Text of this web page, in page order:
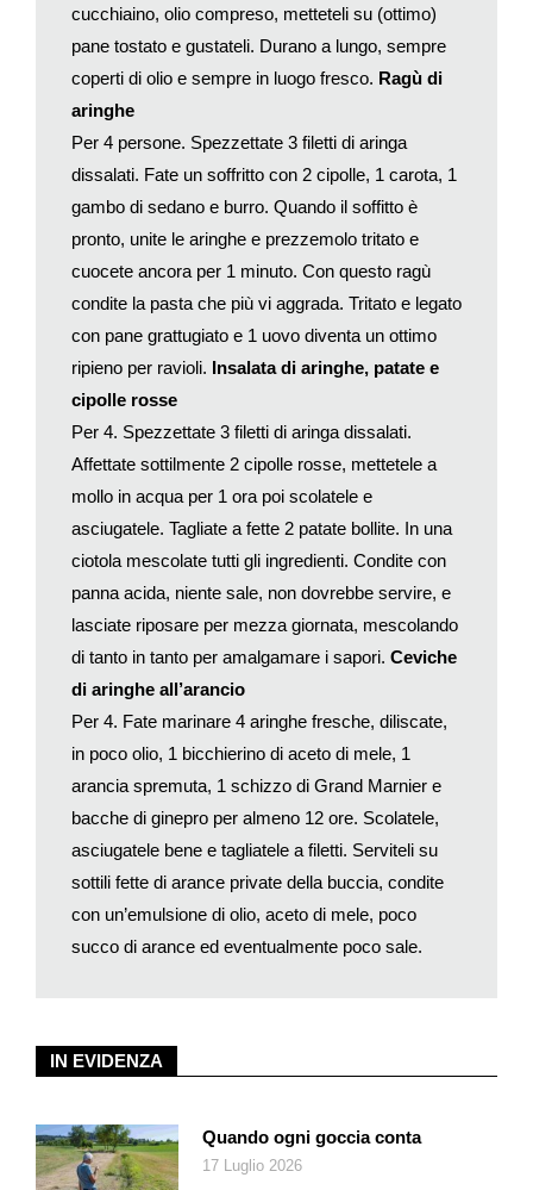
acqua. Cuocete in forno a 160° per 8 ore, unendo acqua
quando necessario. Alla fine legate con 6 cucchiaiate di pasta
al curry, ma anche di più o di meno, con un curry più o meno
forte a piacer vostro, stemperate in poca acqua e cuocete per
1 minuto. Regolate di sale, spegnete e legate con un vasetto di
IN EVIDENZA
Quando ogni goccia conta
17 Luglio 2026
cucchiaino, olio compreso, metteteli su (ottimo)
pane tostato e gustateli. Durano a lungo, sempre
coperti di olio e sempre in luogo fresco. Ragù di
aringhe
Per 4 persone. Spezzettate 3 filetti di aringa
dissalati. Fate un soffritto con 2 cipolle, 1 carota, 1
gambo di sedano e burro. Quando il soffitto è
pronto, unite le aringhe e prezzemolo tritato e
cuocete ancora per 1 minuto. Con questo ragù
condite la pasta che più vi aggrada. Tritato e legato
con pane grattugiato e 1 uovo diventa un ottimo
ripieno per ravioli. Insalata di aringhe, patate e
cipolle rosse
Per 4. Spezzettate 3 filetti di aringa dissalati.
Affettate sottilmente 2 cipolle rosse, mettetele a
mollo in acqua per 1 ora poi scolatele e
asciugatele. Tagliate a fette 2 patate bollite. In una
ciotola mescolate tutti gli ingredienti. Condite con
panna acida, niente sale, non dovrebbe servire, e
lasciate riposare per mezza giornata, mescolando
di tanto in tanto per amalgamare i sapori. Ceviche
di aringhe all’arancio
Per 4. Fate marinare 4 aringhe fresche, diliscate,
in poco olio, 1 bicchierino di aceto di mele, 1
arancia spremuta, 1 schizzo di Grand Marnier e
bacche di ginepro per almeno 12 ore. Scolatele,
asciugatele bene e tagliatele a filetti. Serviteli su
sottili fette di arance private della buccia, condite
con un’emulsione di olio, aceto di mele, poco
succo di arance ed eventualmente poco sale.